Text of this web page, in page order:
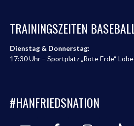
TRAININGSZEITEN
Dienstag & Donnerstag:
17:30 Uhr – Sportplatz „Rote Erde“
#HANFRIEDSNATION